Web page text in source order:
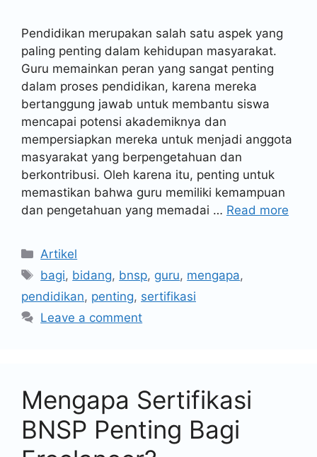
Pendidikan merupakan salah satu aspek yang
paling penting dalam kehidupan masyarakat.
Guru memainkan peran yang sangat penting
dalam proses pendidikan, karena mereka
bertanggung jawab untuk membantu siswa
mencapai potensi akademiknya dan
mempersiapkan mereka untuk menjadi anggota
masyarakat yang berpengetahuan dan
berkontribusi. Oleh karena itu, penting untuk
memastikan bahwa guru memiliki kemampuan
dan pengetahuan yang memadai … Read more
Artikel
bagi, bidang, bnsp, guru, mengapa,
pendidikan, penting, sertifikasi
Leave a comment
Mengapa Sertifikasi
BNSP Penting Bagi